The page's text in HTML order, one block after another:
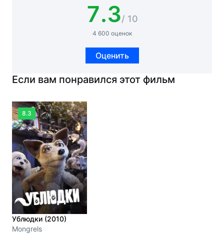
7.3/ 10
4 600 оценок
Оценить
Если вам понравился этот фильм
8.3
Ублюдки (2010)
Mongrels